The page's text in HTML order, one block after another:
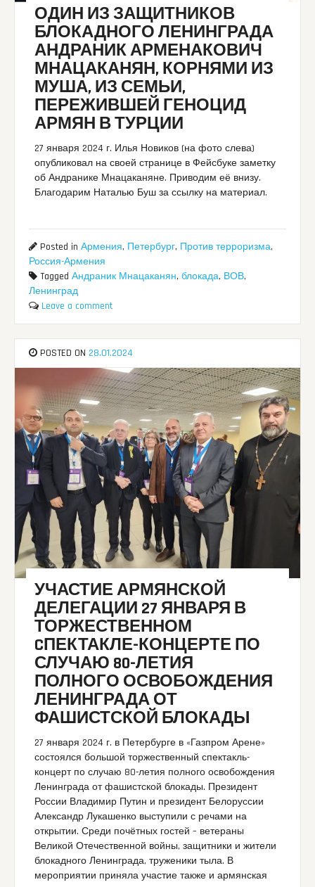
ОДИН ИЗ ЗАЩИТНИКОВ
БЛОКАДНОГО ЛЕНИНГРАДА
АНДРАНИК АРМЕНАКОВИЧ
МНАЦАКАНЯН, КОРНЯМИ ИЗ
МУША, ИЗ СЕМЬИ,
ПЕРЕЖИВШЕЙ ГЕНОЦИД
АРМЯН В ТУРЦИИ
27 января 2024 г. Илья Новиков (на фото слева)
опубликовал на своей странице в Фейсбуке заметку
об Андранике Мнацаканяне. Приводим её внизу.
Благодарим Наталью Буш за ссылку на материал.
Posted inАрмения, Петербург, Против терроризма,
Россия-Армения
TaggedАндраник Мнацаканян,блокада, ВОВ,
Ленинград
Leave a comment
POSTED ON 28.01.2024
УЧАСТИЕ АРМЯНСКОЙ
ДЕЛЕГАЦИИ 27 ЯНВАРЯ В
ТОРЖЕСТВЕННОМ
CПЕКТАКЛЕ-КОНЦЕРТЕ ПО
СЛУЧАЮ 80-ЛЕТИЯ
ПОЛНОГО ОСВОБОЖДЕНИЯ
ЛЕНИНГРАДА ОТ
ФАШИСТСКОЙ БЛОКАДЫ
27 января 2024 г. в Петербурге в «Газпром Арене»
состоялся большой торжественный спектакль-
концерт по случаю 80-летия полного освобождения
Ленинграда от фашистской блокады. Президент
России Владимир Путин и президент Белоруссии
Александр Лукашенко выступили с речами на
открытии. Среди почётных гостей – ветераны
Великой Отечественной войны, защитники и жители
блокадного Ленинграда, труженики тыла. В
мероприятии приняла участие также и армянская